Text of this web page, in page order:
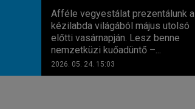
Afféle vegyestálat prezentálunk a
kézilabda világából május utolsó
előtti vasárnapján. Lesz benne
nemzetküzi kuőadüntő –...
2026. 05. 24. 15:03